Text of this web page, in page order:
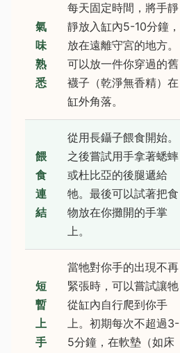
氣
味
熟
悉
每天固定時間，將手靜
靜放入缸內5-10分鐘，
放在遠離守宮的地方。
可以放一件你穿過的舊
襪子（乾淨無香精）在
缸外角落。
餵
食
連
結
從用長鑷子餵食開始。
之後嘗試用手拿著蟋蟀
或杜比亞的後腿遞給
牠。最後可以試著把食
物放在你攤開的手掌
上。
短
暫
上
手
當牠對你手的出現不再
緊張時，可以嘗試讓牠
從缸內自行爬到你手
上。初期每次不超過3-
5分鐘，在軟墊（如床